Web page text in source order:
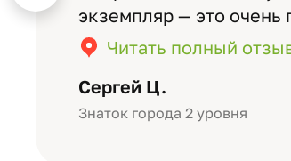
Сергей Ц.
Знаток города 2 уровня
экземпляр — это очень
значимость события.
уровне: плотная
Читать полный